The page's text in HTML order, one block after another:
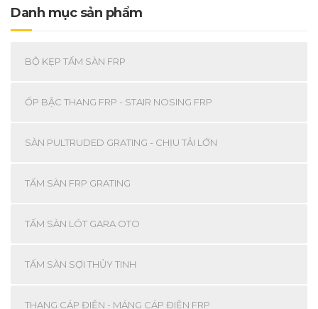
Danh mục sản phẩm
BỘ KẸP TẤM SÀN FRP
ỐP BẬC THANG FRP - STAIR NOSING FRP
SÀN PULTRUDED GRATING - CHỊU TẢI LỚN
TẤM SÀN FRP GRATING
TẤM SÀN LÓT GARA OTO
TẤM SÀN SỢI THỦY TINH
THANG CÁP ĐIỆN - MÁNG CÁP ĐIỆN FRP